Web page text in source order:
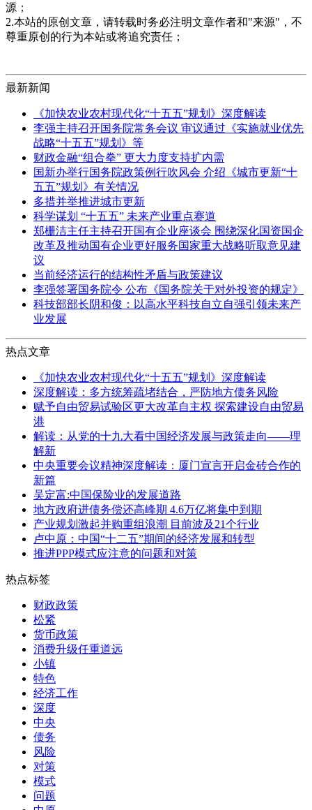
源；
2.本站的原创文章，请转载时务必注明文章作者和"来源"，不
尊重原创的行为本站或将追究责任；
最新新闻
《加快农业农村现代化“十五五”规划》深度解读
李强主持召开国务院常务会议 审议通过《实施就业优先
战略“十五五”规划》等
财政金融“组合拳” 更大力度支持扩内需
国新办举行国务院政策例行吹风会 介绍《城市更新“十
五五”规划》有关情况
多措并举推进城市更新
科学谋划 “十五五” 未来产业重点赛道
郑栅洁主任主持召开国有企业座谈会 围绕深化国资国企
改革及推动国有企业更好服务国家重大战略听取意见建
议
当前经济运行的结构性矛盾与政策建议
李强签署国务院令 公布《国务院关于对外投资的规定》
科技部部长阴和俊：以高水平科技自立自强引领未来产
业发展
热点文章
《加快农业农村现代化“十五五”规划》深度解读
深度解读：多方统筹疏堵结合，严防地方债务风险
赋予自由贸易试验区更大改革自主权 探索建设自由贸易
港
解读：从党的十九大看中国经济发展与政策走向——理
解新
中央重要会议精神深度解读：厦门宣言开启金砖合作的
新篇
吴定富:中国保险业的发展道路
地方政府进债务偿还高峰期 4.6万亿将集中到期
产业规划激起并购重组浪潮 目前波及21个行业
卢中原：中国“十二五”期间的经济发展和转型
推进PPP模式应注意的问题和对策
热点标签
财政政策
松紧
货币政策
消费升级任重道远
小镇
特色
经济工作
深度
中央
债务
风险
对策
模式
问题